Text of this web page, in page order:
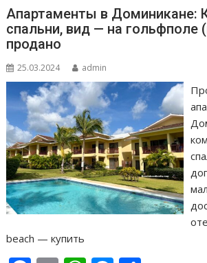
Апартаменты в Доминикане:
спальни, вид — на гольфполе
продано
25.03.2024 admin
beach — купить